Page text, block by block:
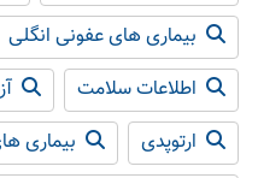
بیماری های عفونی انگلی
اطلاعات سلامت
ارتوپدی
بیماری